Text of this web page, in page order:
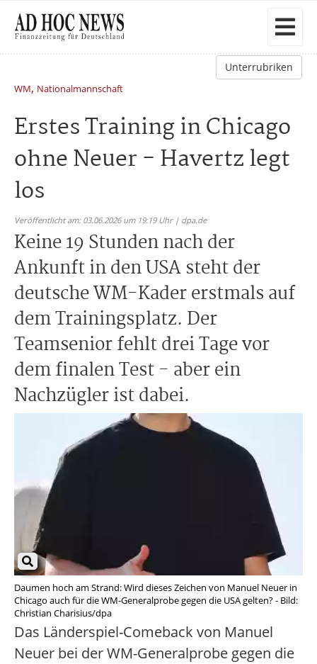
Unterrubriken
WM, Nationalmannschaft
Erstes Training in Chicago
ohne Neuer - Havertz legt
los
Veröffentlicht am: 03.06.2026 um 19:19 Uhr | dpa.de
Keine 19 Stunden nach der
Ankunft in den USA steht der
deutsche WM-Kader erstmals auf
dem Trainingsplatz. Der
Teamsenior fehlt drei Tage vor
dem finalen Test - aber ein
Nachzügler ist dabei.
Daumen hoch am Strand: Wird dieses Zeichen von Manuel Neuer in
Chicago auch für die WM-Generalprobe gegen die USA gelten? - Bild:
Christian Charisius/dpa
Das Länderspiel-Comeback von Manuel
Neuer bei der WM-Generalprobe gegen die